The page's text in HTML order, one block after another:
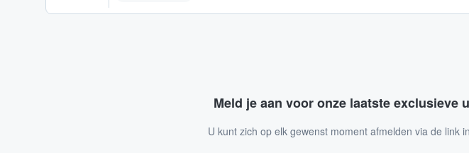
Meld je aan voor onze laatste exclusieve
U kunt zich op elk gewenst moment afmelden via de link